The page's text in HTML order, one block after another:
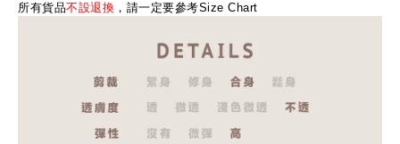
所有貨品不設退換 ，請一定要參考Size Chart